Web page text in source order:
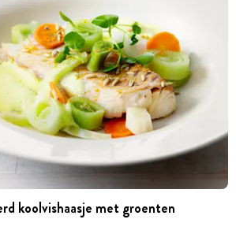
koolvishaasje met groenten